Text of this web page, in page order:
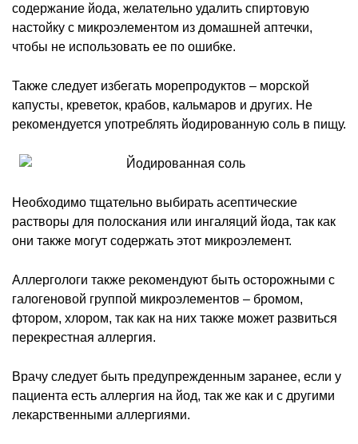
содержание йода, желательно удалить спиртовую
настойку с микроэлементом из домашней аптечки,
чтобы не использовать ее по ошибке.
Также следует избегать морепродуктов – морской
капусты, креветок, крабов, кальмаров и других. Не
рекомендуется употреблять йодированную соль в пищу.
Необходимо тщательно выбирать асептические
растворы для полоскания или ингаляций йода, так как
они также могут содержать этот микроэлемент.
Аллергологи также рекомендуют быть осторожными с
галогеновой группой микроэлементов – бромом,
фтором, хлором, так как на них также может развиться
перекрестная аллергия.
Врачу следует быть предупрежденным заранее, если у
пациента есть аллергия на йод, так же как и с другими
лекарственными аллергиями.